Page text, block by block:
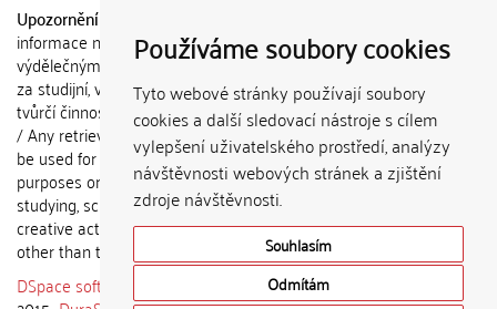
Používáme soubory cookies
Tyto webové stránky používají soubory
cookies a další sledovací nástroje s cílem
vylepšení uživatelského prostředí, analýzy
návštěvnosti webových stránek a zjištění
zdroje návštěvnosti.
Souhlasím
Odmítám
Upozornění / Notice:
informace nemohou být použity k
výdělečným účelům nebo vydávány
za studijní, vědeckou nebo jinou
tvůrčí činnost jiné osoby než autora.
/ Any retrieved information shall not
be used for any commercial
purposes or claimed as results of
studying, scientific or any other
creative activities of any person
other than the author.
DSpace software
copyright © 2002-